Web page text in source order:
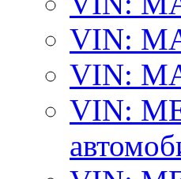
VIN:
VIN:
VIN: